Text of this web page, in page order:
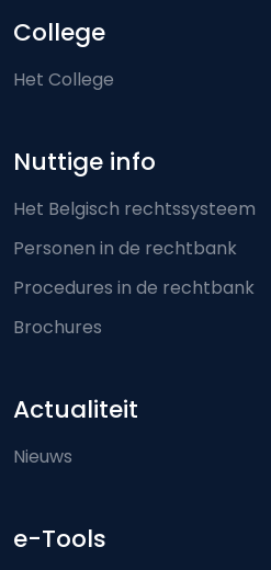
College
Het College
Nuttige info
Het Belgisch rechtssysteem
Personen in de rechtbank
Procedures in de rechtbank
Brochures
Actualiteit
Nieuws
e-Tools